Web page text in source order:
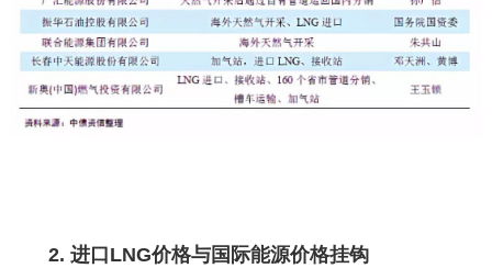
2. 进口LNG价格与国际能源价格挂钩